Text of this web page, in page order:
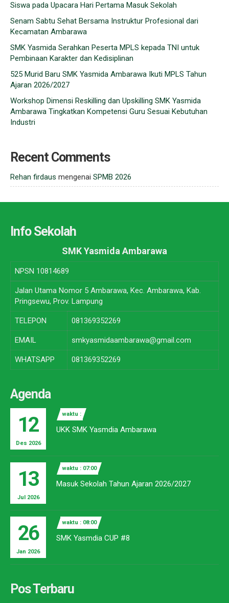
Siswa pada Upacara Hari Pertama Masuk Sekolah
Senam Sabtu Sehat Bersama Instruktur Profesional dari
Kecamatan Ambarawa
SMK Yasmida Serahkan Peserta MPLS kepada TNI untuk
Pembinaan Karakter dan Kedisiplinan
525 Murid Baru SMK Yasmida Ambarawa Ikuti MPLS Tahun
Ajaran 2026/2027
Workshop Dimensi Reskilling dan Upskilling SMK Yasmida
Ambarawa Tingkatkan Kompetensi Guru Sesuai Kebutuhan
Industri
Recent Comments
Rehan firdaus mengenai SPMB 2026
Info Sekolah
SMK Yasmida Ambarawa
NPSN 10814689
Jalan Utama Nomor 5 Ambarawa, Kec. Ambarawa, Kab.
Pringsewu, Prov. Lampung
TELEPON 081369352269
EMAIL smkyasmidaambarawa@gmail.com
WHATSAPP 081369352269
Agenda
12
Des 2026
waktu :
UKK SMK Yasmdia Ambarawa
13
Jul 2026
waktu : 07:00
Masuk Sekolah Tahun Ajaran 2026/2027
26
Jan 2026
waktu : 08:00
SMK Yasmdia CUP #8
Pos Terbaru